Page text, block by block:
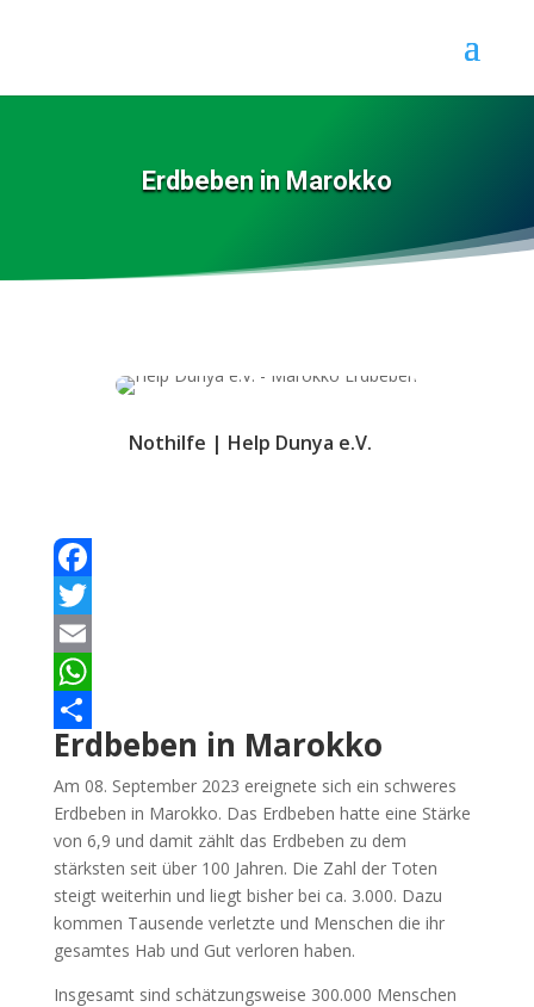
Erdbeben in Marokko
Nothilfe | Help Dunya e.V.
Facebook
Twitter
Email
WhatsApp
Teilen
Erdbeben in Marokko
Am 08. September 2023 ereignete sich ein schweres
Erdbeben in Marokko. Das Erdbeben hatte eine Stärke
von 6,9 und damit zählt das Erdbeben zu dem
stärksten seit über 100 Jahren. Die Zahl der Toten
steigt weiterhin und liegt bisher bei ca. 3.000. Dazu
kommen Tausende verletzte und Menschen die ihr
gesamtes Hab und Gut verloren haben.
Insgesamt sind schätzungsweise 300.000 Menschen